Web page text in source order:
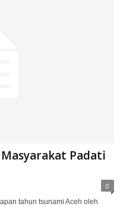
Padati
0
tahun tsunami Aceh oleh